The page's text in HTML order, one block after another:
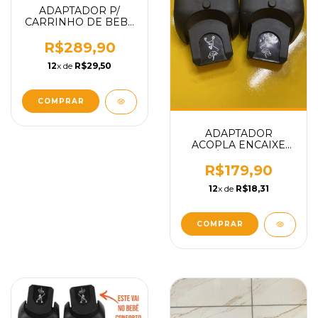
ADAPTADOR P/
CARRINHO DE BEBE
PEÇA ACOPLA
ENCAIXE BEBÊ
CONFORTO MODELO
CORAL REPOSIÇÃO
R$289,90
12x de R$29,50
COMPRAR
ADAPTADOR
ACOPLA ENCAIXE
MODELO PEBBLE
MARBLE CORAL
CARRINHO DE BEBE
conforto) PEÇA
REPOSIÇÃO
R$179,90
12x de R$18,31
COMPRAR